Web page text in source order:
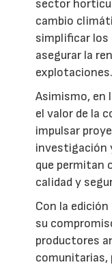
sector
cambio
simplificar los
asegurar la
explotaciones.
Asimismo, en
el valor de la
impulsar
investigación
que permitan
calidad y
Con la edición
su
productores
comunitarias,